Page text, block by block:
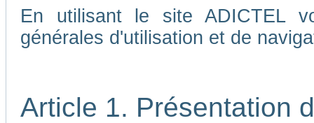
En utilisant le site ADICTEL
générales d'utilisation et de
Article 1. Présentation